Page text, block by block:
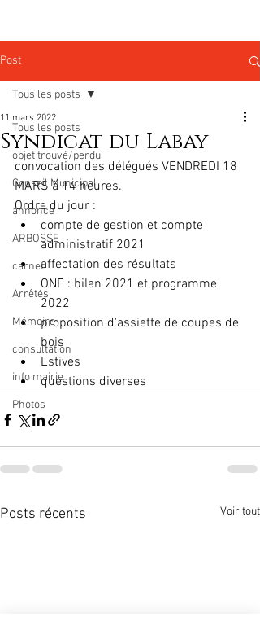
Post
Tous les posts
objet trouvé/perdu
Conseil Municipal
annonce
ARBOSSE
carnet
Arrêtés
Mémoire
consultation
info mairie
Photos
Tous les posts
Syndicat du Labay
11 mars 2022
convocation des délégués VENDREDI 18
MARS à 14 heures.
Ordre du jour :
compte de gestion et compte
administratif 2021
affectation des résultats
ONF : bilan 2021 et programme
2022
proposition d'assiette de coupes de
bois
Estives
questions diverses
Posts récents Voir tout